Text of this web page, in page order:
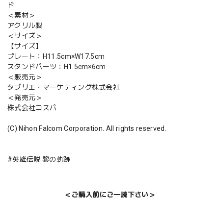
ド
＜素材＞
アクリル製
＜サイズ＞
【サイズ】
プレート：H11.5cm×W17.5cm
スタンドパーツ：H1.5cm×6cm
＜販売元＞
タブリエ・マーケティング株式会社
＜発売元＞
株式会社コスパ
(C) Nihon Falcom Corporation. All rights reserved.
#英雄伝説 黎の軌跡
＜ご購入前にご一読下さい＞